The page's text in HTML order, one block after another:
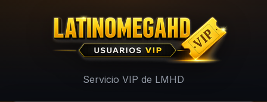
UsuariosVIP - LMHD
Servicio VIP de LMHD